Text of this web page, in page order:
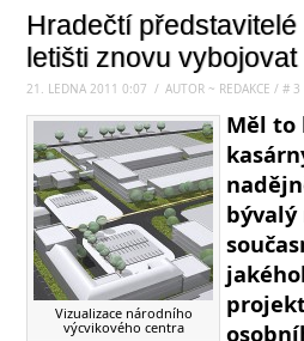
Hradečtí
letišti znovu vybojovat
21. LEDNA 2011 0:07 / AUTOR ~ REDAKCE / # 3
Vizualizace národního
výcvikového centra
Měl to